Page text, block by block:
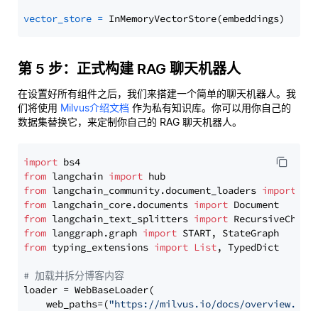
vector_store =
第 5 步：正式构建 RAG 聊天机器人
在设置好所有组件之后，我们来搭建一个简单的聊天机器人。我
们将使用 Milvus介绍文档 作为私有知识库。你可以用你自己的
数据集替换它，来定制你自己的 RAG 聊天机器人。
import
from langchain import
from langchain_community.document_loaders import
from langchain_core.documents import
from langchain_text_splitters import
from langgraph.graph import
from typing_extensions import List, TypedDict
# 加载并拆分博客内容
loader = WebBaseLoader(
    web_paths=(
"https://milvus.io/docs/overview.md"